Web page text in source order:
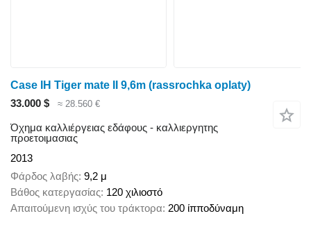
Case IH Tiger mate II 9,6m (rassrochka oplaty)
33.000 $
≈ 28.560 €
Όχημα καλλιέργειας εδάφους - καλλιεργητης
προετοιμασιας
2013
Φάρδος λαβής 9,2 μ
Βάθος κατεργασίας 120 χιλιοστό
Απαιτούμενη ισχύς του τράκτορα 200 ίπποδύναμη